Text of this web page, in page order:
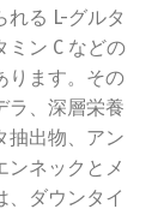
る L-グルタ
ミン C などの
ります。その
ラ、深層栄養
抽出物、アン
ンネックとメ
、ダウンタイ